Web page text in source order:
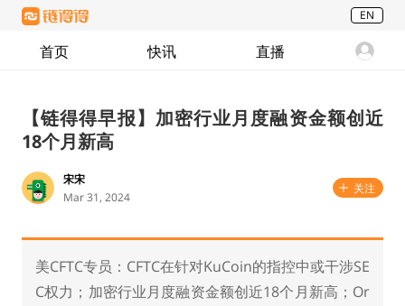
EN
首页 快讯 直播
【链得得早报】加密行业月度融资金额创近
18个月新高
宋宋
Mar 31, 2024
关注
美CFTC专员：CFTC在针对KuCoin的指控中或干涉SE
C权力；加密行业月度融资金额创近18个月新高；Or